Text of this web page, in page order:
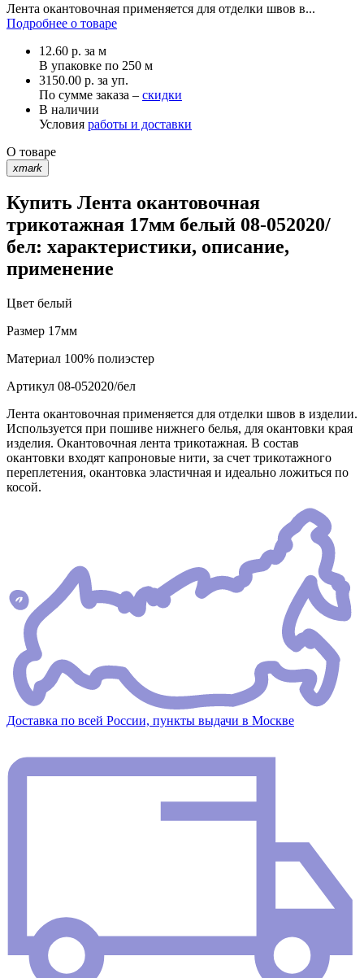
Лента окантовочная применяется для отделки швов в...
Подробнее о товаре
12.60 р. за м
В упаковке по 250 м
3150.00 р. за уп.
По сумме заказа – скидки
В наличии
Условия работы и доставки
О товаре
xmark
Купить Лента окантовочная
трикотажная 17мм белый 08-052020/
бел: характеристики, описание,
применение
Цвет белый
Размер 17мм
Материал 100% полиэстер
Артикул 08-052020/бел
Лента окантовочная применяется для отделки швов в изделии.
Используется при пошиве нижнего белья, для окантовки края
изделия. Окантовочная лента трикотажная. В состав
окантовки входят капроновые нити, за счет трикотажного
переплетения, окантовка эластичная и идеально ложиться по
косой.
Доставка по всей России, пункты выдачи в Москве